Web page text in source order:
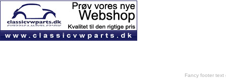
Fancy footer